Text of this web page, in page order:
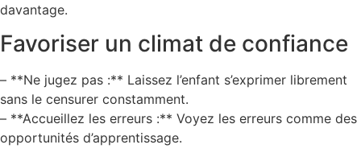
davantage.
Favoriser un climat de confiance
– **Ne jugez pas :** Laissez l’enfant s’exprimer librement
sans le censurer constamment.
– **Accueillez les erreurs :** Voyez les erreurs comme des
opportunités d’apprentissage.